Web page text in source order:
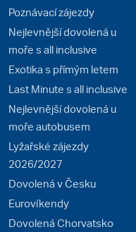
Poznávací zájezdy
Nejlevnější dovolená u
moře s all inclusive
Exotika s přímým letem
Last Minute s all inclusive
Nejlevnější dovolená u
moře autobusem
Lyžařské zájezdy
2026/2027
Dovolená v Česku
Eurovíkendy
Dovolená Chorvatsko